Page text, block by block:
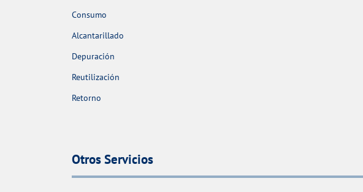
Consumo
Alcantarillado
Depuración
Reutilización
Retorno
Otros Servicios